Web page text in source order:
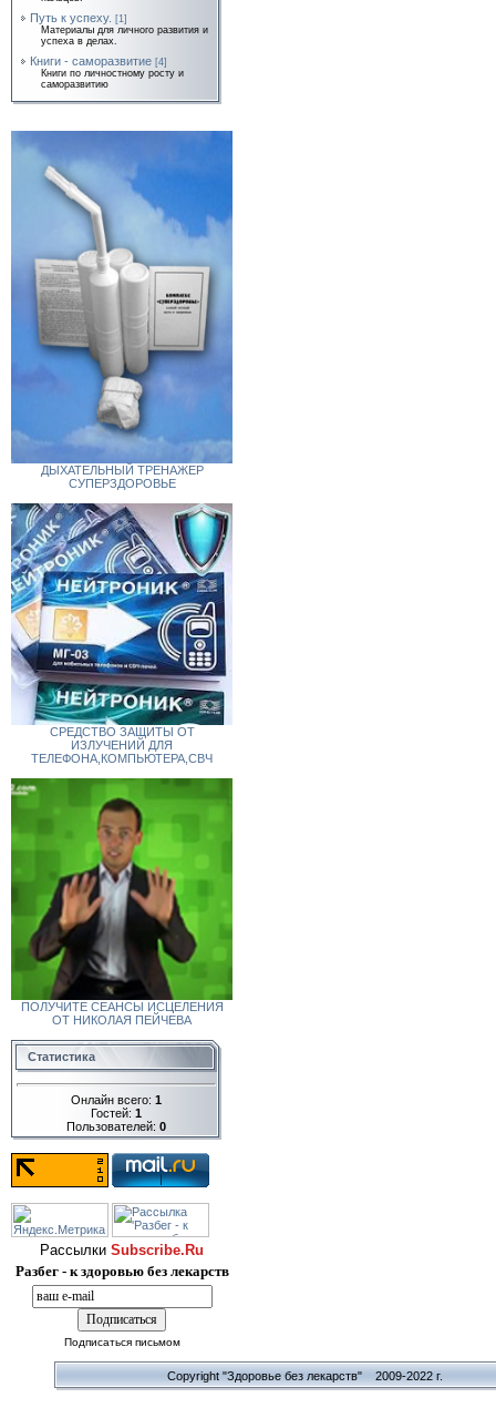
Путь к успеху. [1]
Материалы для личного развития и
успеха в делах.
Книги - саморазвитие [4]
Книги по личностному росту и
саморазвитию
ДЫХАТЕЛЬНЫЙ ТРЕНАЖЕР
СУПЕРЗДОРОВЬЕ
СРЕДСТВО ЗАЩИТЫ ОТ
ИЗЛУЧЕНИЙ ДЛЯ
ТЕЛЕФОНА,КОМПЬЮТЕРА,СВЧ
ПОЛУЧИТЕ СЕАНСЫ ИСЦЕЛЕНИЯ
ОТ НИКОЛАЯ ПЕЙЧЕВА
Статистика
Онлайн всего: 1
Гостей: 1
Пользователей: 0
Рассылки Subscribe.Ru
Разбег - к здоровью без лекарств
Подписаться письмом
Copyright "Здоровье без лекарств" 2009-2022 г.